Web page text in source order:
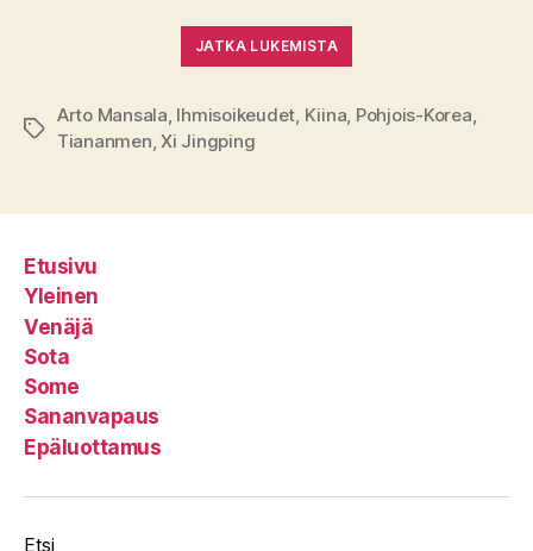
JATKA LUKEMISTA
Avainsanat
Arto Mansala Ihmisoikeudet Kiina Pohjois-Korea
Tiananmen ,Xi Jingping
Etusivu
Yleinen
Venäjä
Sota
Some
Sananvapaus
Epäluottamus
Etsi